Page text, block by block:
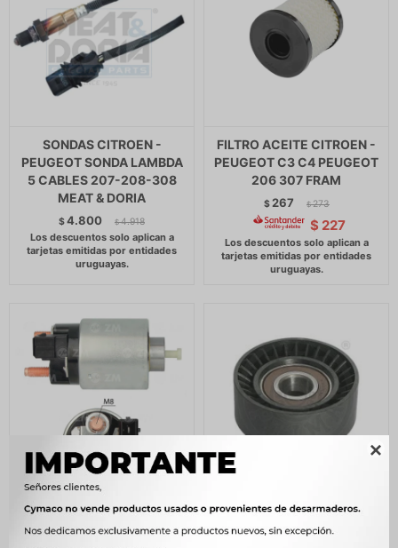

SONDAS CITROEN -
PEUGEOT SONDA LAMBDA
5 CABLES 207-208-308
MEAT & DORIA
$4.800 $ 4.918
FILTRO ACEITE CITROEN -
PEUGEOT C3 C4 PEUGEOT
206 307 FRAM
$ 267 $ 273
$ 227
AUTOMATICO DE
ARRANQUE CITROEN -
TENSOR CITROEN -
PEUGEOT ALT POLI V